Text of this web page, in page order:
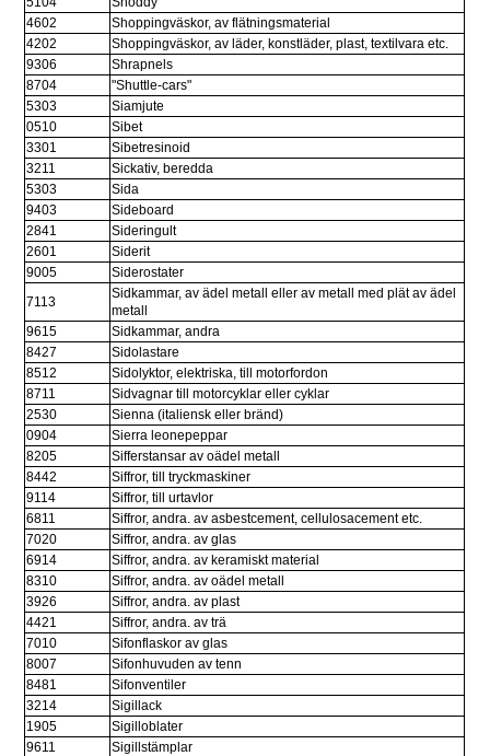
4602
Shoppingväskor, av flätningsmaterial
4202
Shoppingväskor, av läder, konstläder, plast, textilvara etc.
9306
Shrapnels
8704
"Shuttle-cars"
5303
Siamjute
0510
Sibet
3301
Sibetresinoid
3211
Sickativ, beredda
5303
Sida
9403
Sideboard
2841
Sideringult
2601
Siderit
9005
Siderostater
7113
Sidkammar, av ädel metall eller av metall med plät av ädel
metall
9615
Sidkammar, andra
8427
Sidolastare
8512
Sidolyktor, elektriska, till motorfordon
8711
Sidvagnar till motorcyklar eller cyklar
2530
Sienna (italiensk eller bränd)
0904
Sierra leonepeppar
8205
Sifferstansar av oädel metall
8442
Siffror, till tryckmaskiner
9114
Siffror, till urtavlor
6811
Siffror, andra. av asbestcement, cellulosacement etc.
7020
Siffror, andra. av glas
6914
Siffror, andra. av keramiskt material
8310
Siffror, andra. av oädel metall
3926
Siffror, andra. av plast
4421
Siffror, andra. av trä
7010
Sifonflaskor av glas
8007
Sifonhuvuden av tenn
8481
Sifonventiler
3214
Sigillack
1905
Sigilloblater
9611
Sigillstämplar